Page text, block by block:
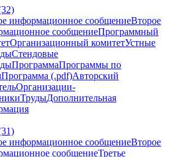
информационное сообщениеВторое
сообщениеПрограммный
Организационный комитетУстные
Стендовые
ПрограммаПрограммы по
Программа (.pdf)Авторский
Организации-
ТрудыДополнительная
информационное сообщениеВторое
сообщениеТретье